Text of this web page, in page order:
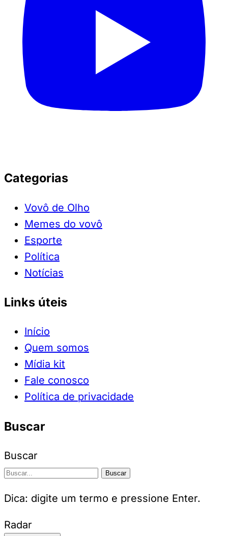
Categorias
Vovô de Olho
Memes do vovô
Esporte
Política
Notícias
Links úteis
Início
Quem somos
Mídia kit
Fale conosco
Política de privacidade
Buscar
Buscar
Buscar
Dica: digite um termo e pressione Enter.
Radar